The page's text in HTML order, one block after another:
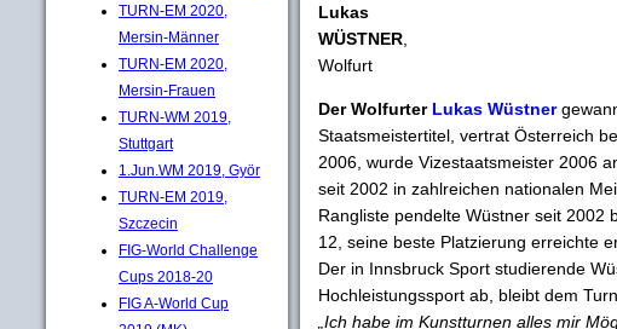
TURN-EM 2020,
Mersin-Männer
TURN-EM 2020,
Mersin-Frauen
TURN-WM 2019,
Stuttgart
1.Jun.WM 2019, Györ
TURN-EM 2019,
Szczecin
FIG-World Challenge
Cups 2018-20
FIG A-World Cup
Lukas
WÜSTNER
Wolfurt
Der Wolfurter Lukas Wüstner
Staatsmeistertitel, vertrat Österreich
2006, wurde Vizestaatsmeister 2006
seit 2002 in zahlreichen nationalen
Rangliste pendelte Wüstner seit 2002
12, seine beste Platzierung erreichte
Der in Innsbruck Sport studierende
Hochleistungssport ab, bleibt dem
„Ich habe im Kunstturnen alles mir